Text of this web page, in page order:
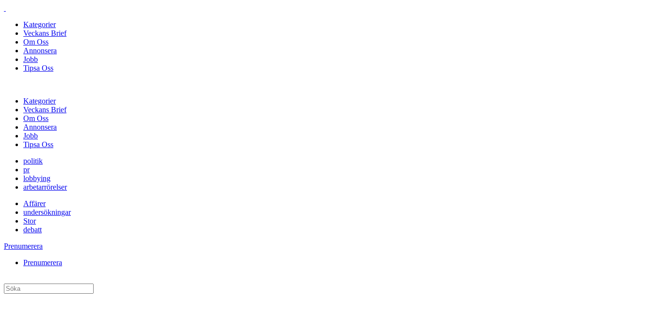
Kategorier
Veckans Brief
Om Oss
Annonsera
Jobb
Tipsa Oss
Kategorier
Veckans Brief
Om Oss
Annonsera
Jobb
Tipsa Oss
politik
pr
lobbying
arbetarrörelser
Affärer
undersökningar
Stor
debatt
Prenumerera
Prenumerera